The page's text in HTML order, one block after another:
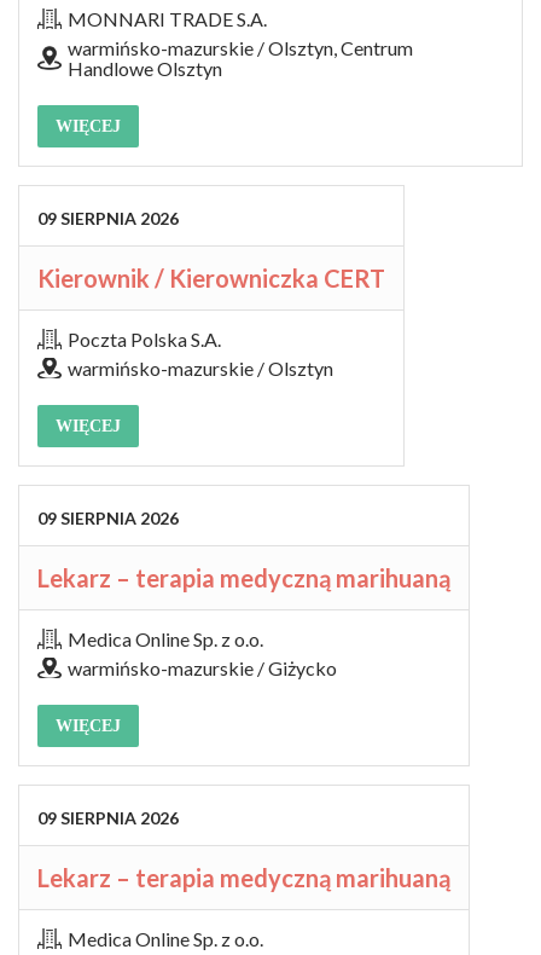
MONNARI TRADE S.A.
warmińsko-mazurskie / Olsztyn, Centrum
Handlowe Olsztyn
WIĘCEJ
09SIERPNIA 2026
Kierownik / Kierowniczka CERT
Poczta Polska S.A.
warmińsko-mazurskie / Olsztyn
WIĘCEJ
09SIERPNIA 2026
Lekarz – terapia medyczną marihuaną
Medica Online Sp. z o.o.
warmińsko-mazurskie / Giżycko
WIĘCEJ
09SIERPNIA 2026
Lekarz – terapia medyczną marihuaną
Medica Online Sp. z o.o.